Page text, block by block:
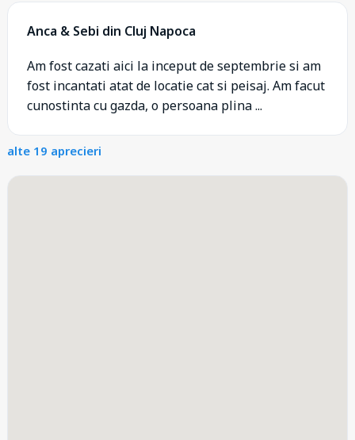
Anca & Sebi din Cluj Napoca
Am fost cazati aici la inceput de septembrie si am
fost incantati atat de locatie cat si peisaj. Am facut
cunostinta cu gazda, o persoana plina ...
alte 19 aprecieri